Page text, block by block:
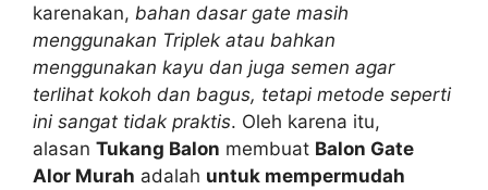
karenakan, bahan dasar gate masih
menggunakan Triplek atau bahkan
menggunakan kayu dan juga semen agar
terlihat kokoh dan bagus, tetapi metode seperti
ini sangat tidak praktis. Oleh karena itu,
alasan Tukang Balon membuat Balon Gate
Alor Murah adalah untuk mempermudah